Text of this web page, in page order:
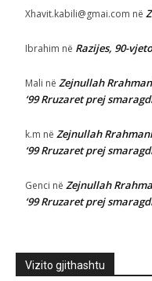
Xhavit.kabili@gmai.com në
Ibrahim në Razijes, 90-
Mali në Zejnullah
‘99 Rruzaret prej
k.m në Zejnullah
‘99 Rruzaret prej
Genci në Zejnullah
‘99 Rruzaret prej
Vizito gjithashtu